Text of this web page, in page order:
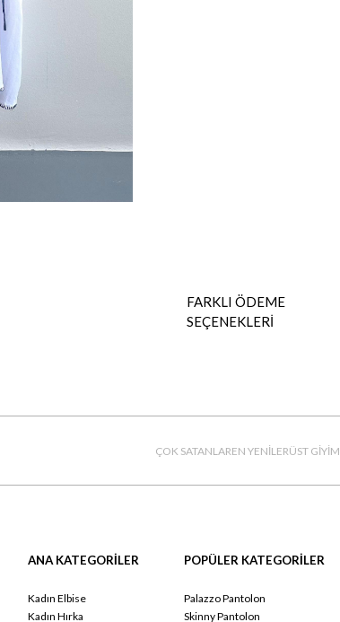
FARKLI ÖDEME
SEÇENEKLERİ
ÇOK SATANLAREN YENİLERÜST GİYİM
ANA KATEGORİLER
Kadın Elbise
Kadın Hırka
POPÜLER KATEGORİLER
Palazzo Pantolon
Skinny Pantolon